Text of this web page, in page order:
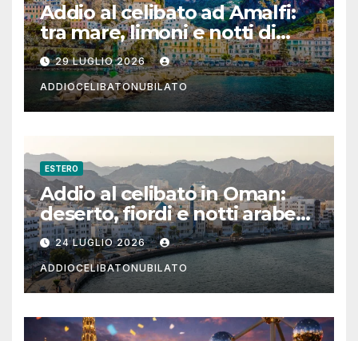
Addio al celibato ad Amalfi:
tra mare, limoni e notti di
festa in Costiera Amalfitana
29 LUGLIO 2026
ADDIOCELIBATONUBILATO
ESTERO
Addio al celibato in Oman:
deserto, fiordi e notti arabe
tra Muscat e Musandam
24 LUGLIO 2026
ADDIOCELIBATONUBILATO